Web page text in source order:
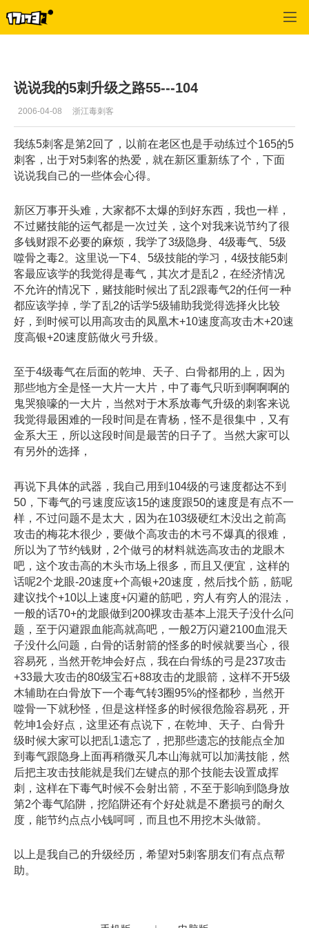
说说我的5刺升级之路55---104
2006-04-08 浙江毒刺客
我练5刺客是第2回了，以前在老区也是手动练过个165的5
刺客，出于对5刺客的热爱，就在新区重新练了个，下面
说说我自己的一些体会心得。
新区万事开头难，大家都不太爆的到好东西，我也一样，
不过赌技能的运气都是一次过关，这个对我来说节约了很
多钱财跟不必要的麻烦，我学了3级隐身、4级毒气、5级
噬骨之毒2。这里说一下4、5级技能的学习，4级技能5刺
客最应该学的我觉得是毒气，其次才是乱2，在经济情况
不允许的情况下，赌技能时候出了乱2跟毒气2的任何一种
都应该学掉，学了乱2的话学5级辅助我觉得选择火比较
好，到时候可以用高攻击的凤凰木+10速度高攻击木+20速
度高银+20速度筋做火弓升级。
至于4级毒气在后面的乾坤、天子、白骨都用的上，因为
那些地方全是怪一大片一大片，中了毒气只听到啊啊啊的
鬼哭狼嚎的一大片，当然对于木系放毒气升级的刺客来说
我觉得最困难的一段时间是在青杨，怪不是很集中，又有
金系大王，所以这段时间是最苦的日子了。当然大家可以
有另外的选择，
再说下具体的武器，我自己用到104级的弓速度都达不到
50，下毒气的弓速度应该15的速度跟50的速度是有点不一
样，不过问题不是太大，因为在103级硬红木没出之前高
攻击的梅花木很少，要做个高攻击的木弓不爆真的很难，
所以为了节约钱财，2个做弓的材料就选高攻击的龙眼木
吧，这个攻击高的木头市场上很多，而且又便宜，这样的
话呢2个龙眼-20速度+个高银+20速度，然后找个筋，筋呢
建议找个+10以上速度+闪避的筋吧，穷人有穷人的混法，
一般的话70+的龙眼做到200裸攻击基本上混天子没什么问
题，至于闪避跟血能高就高吧，一般2万闪避2100血混天
子没什么问题，白骨的话射箭的怪多的时候就要当心，很
容易死，当然开乾坤会好点，我在白骨练的弓是237攻击
+33最大攻击的80级宝石+88攻击的龙眼箭，这样不开5级
木辅助在白骨放下一个毒气转3圈95%的怪都秒，当然开
噬骨一下就秒怪，但是这样怪多的时候很危险容易死，开
乾坤1会好点，这里还有点说下，在乾坤、天子、白骨升
级时候大家可以把乱1遗忘了，把那些遗忘的技能点全加
到毒气跟隐身上面再稍微买几本山海就可以加满技能，然
后把主攻击技能就是我们左键点的那个技能去设置成挥
刺，这样在下毒气时候不会射出箭，不至于影响到隐身放
第2个毒气陷阱，挖陷阱还有个好处就是不磨损弓的耐久
度，能节约点点小钱呵呵，而且也不用挖木头做箭。
以上是我自己的升级经历，希望对5刺客朋友们有点点帮
助。